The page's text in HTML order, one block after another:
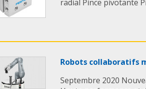
radial Pince pivotante
Robots collaboratifs
Septembre 2020